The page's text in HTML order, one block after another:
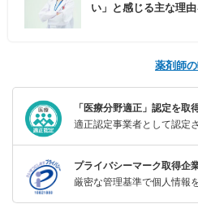
い」と感じる主な理
薬剤師
「医療分野適正」認定を取
適正認定事業者として認定
プライバシーマーク取得企
厳密な管理基準で個人情報